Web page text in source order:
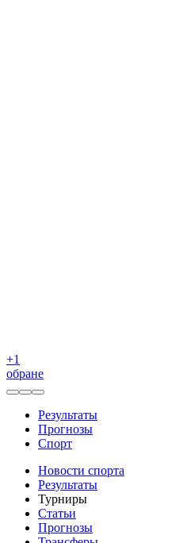
+1
обране
Результаты
Прогнозы
Спорт
Новости спорта
Результаты
Турниры
Статьи
Прогнозы